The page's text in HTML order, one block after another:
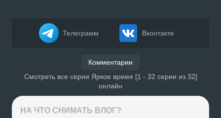
Телеграмм Вконтакте
Комментарии
Смотреть все серии Яркое время [1 - 32 серии из 32]
онлайн
НА ЧТО СНИМАТЬ ВЛОГ?